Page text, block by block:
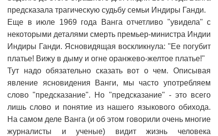
предсказала трагическую судьбу семьи Индиры Ганди.
Еще в июле 1969 года Ванга отчетливо "увидела" с
некоторыми деталями смерть премьер-министра Индии
Индиры Ганди. Ясновидящая воскликнула: "Ее погубит
платье! Вижу в дыму и огне оранжево-желтое платье!"
Тут надо обязательно сказать вот о чем. Описывая
явление ясновидения Ванги, мы часто употребляем
слово "предсказание". Но "предсказание" - это всего
лишь слово и понятие из нашего языкового обихода.
На самом деле Ванга (и об этом говорили очень многие
журналисты и ученые) видит жизнь человека